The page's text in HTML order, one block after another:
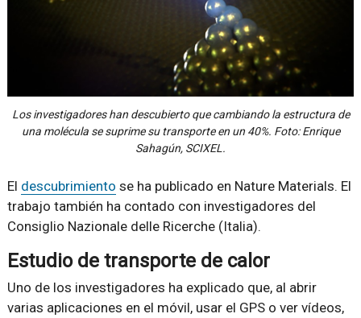
Los investigadores han descubierto que cambiando la estructura de
una molécula se suprime su transporte en un 40%. Foto: Enrique
Sahagún, SCIXEL.
El descubrimiento se ha publicado en Nature Materials. El
trabajo también ha contado con investigadores del
Consiglio Nazionale delle Ricerche (Italia).
Estudio de transporte de calor
Uno de los investigadores ha explicado que, al abrir
varias aplicaciones en el móvil, usar el GPS o ver vídeos,